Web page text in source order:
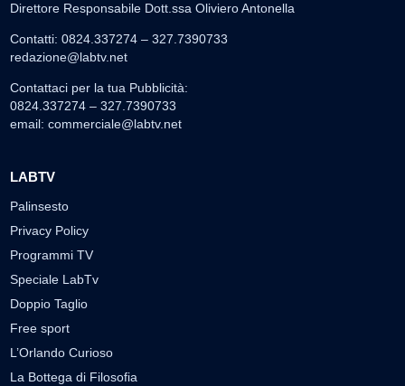
Direttore Responsabile Dott.ssa Oliviero Antonella
Contatti: 0824.337274 – 327.7390733
redazione@labtv.net
Contattaci per la tua Pubblicità:
0824.337274 – 327.7390733
email: commerciale@labtv.net
LABTV
Palinsesto
Privacy Policy
Programmi TV
Speciale LabTv
Doppio Taglio
Free sport
L’Orlando Curioso
La Bottega di Filosofia